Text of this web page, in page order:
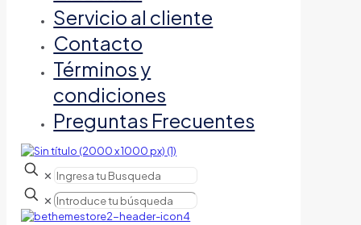
Servicio al cliente
Contacto
Términos y
condiciones
Preguntas Frecuentes
✕
✕